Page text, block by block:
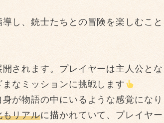
し、銃士たちとの冒険を楽しむこと
されます。プレイヤーは主人公とな
なミッションに挑戦します
が物語の中にいるような感覚になり
もリアルに描かれていて、プレイヤー